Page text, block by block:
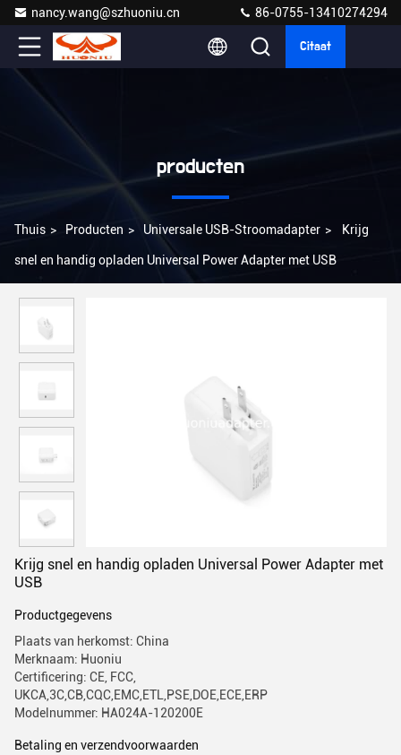
nancy.wang@szhuoniu.cn 86-0755-13410274294
Citaat
producten
Thuis > Producten > Universale USB-Stroomadapter > Krijg
snel en handig opladen Universal Power Adapter met USB
Krijg snel en handig opladen Universal Power Adapter met
USB
Productgegevens
Plaats van herkomst: China
Merknaam: Huoniu
Certificering: CE, FCC,
UKCA,3C,CB,CQC,EMC,ETL,PSE,DOE,ECE,ERP
Modelnummer: HA024A-120200E
Betaling en verzendvoorwaarden